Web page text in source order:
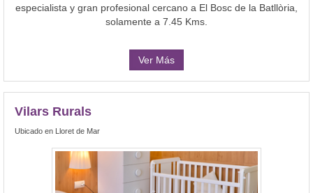
especialista y gran profesional cercano a El Bosc de la Batllòria,
solamente a 7.45 Kms.
Ver Más
Vilars Rurals
Ubicado en Lloret de Mar